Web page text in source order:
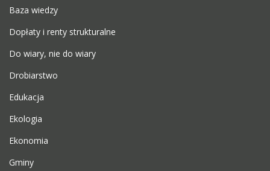
Baza wiedzy
Dopłaty i renty strukturalne
Do wiary, nie do wiary
Drobiarstwo
Edukacja
Ekologia
Ekonomia
Gminy